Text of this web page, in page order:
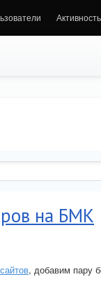
Активность
на БМК
, добавим пару